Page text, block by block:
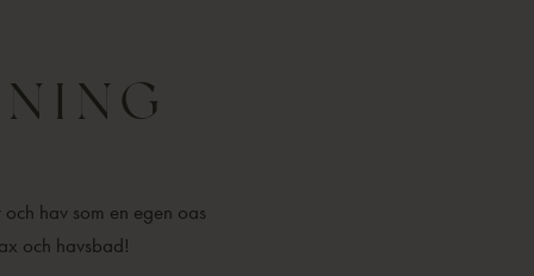
hav som en egen oas
och havsbad!